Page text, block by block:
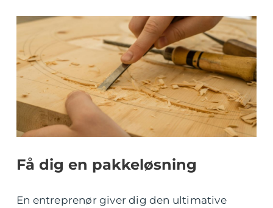
Få dig en pakkeløsning
En entreprenør giver dig den ultimative